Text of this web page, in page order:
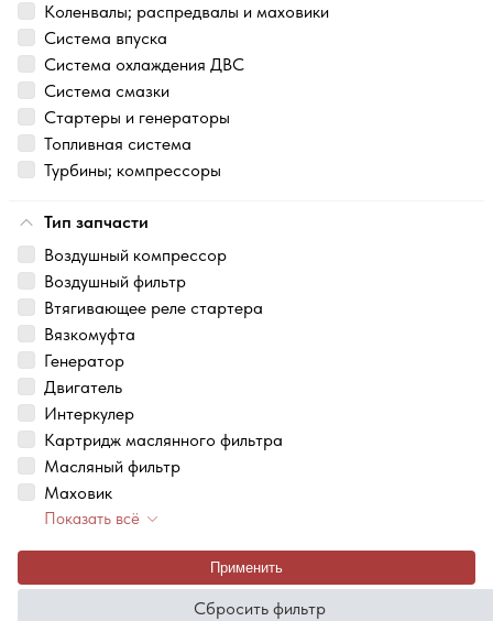
Коленвалы; распредвалы и маховики
Система впуска
Система охлаждения ДВС
Система смазки
Стартеры и генераторы
Топливная система
Турбины; компрессоры
Тип запчасти
Воздушный компрессор
Воздушный фильтр
Втягивающее реле стартера
Вязкомуфта
Генератор
Двигатель
Интеркулер
Картридж маслянного фильтра
Масляный фильтр
Маховик
Показать всё
Применить
Сбросить фильтр